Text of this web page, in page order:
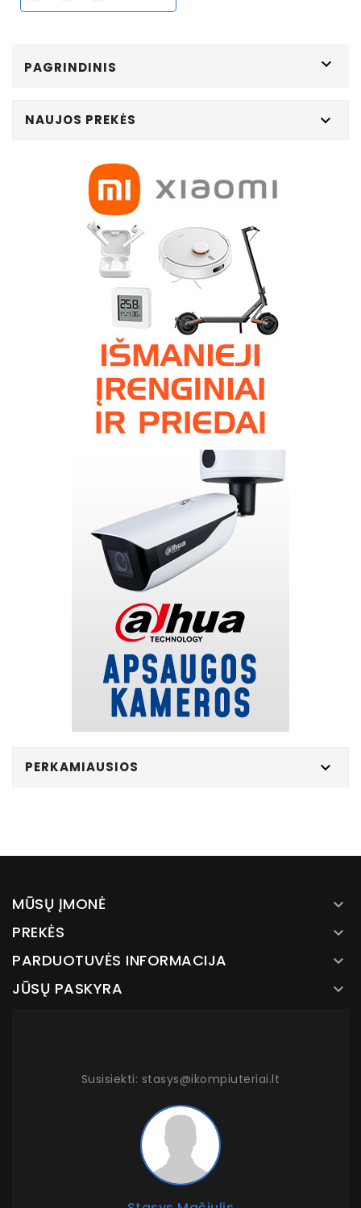
PAGRINDINIS 
NAUJOS PREKĖS 
PERKAMIAUSIOS 
MŪSŲ ĮMONĖ 
PREKĖS 
PARDUOTUVĖS INFORMACIJA 
JŪSŲ PASKYRA 
Susisiekti: stasys@ikompiuteriai.lt